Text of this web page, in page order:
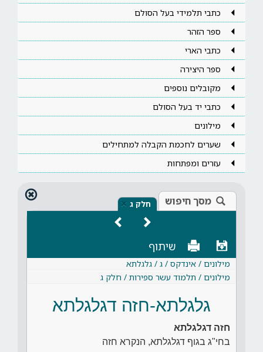
כתבי תלמידי בעל הסולם
ספר הזהר
כתבי הארי
ספר היצירה
מקובלים נוספים
כתבי יד בעל הסולם
מילונים
שערים לחכמת הקבלה למתחילים
עזרים ומפתחות
מסך חיפוש חלק ג ×
שיתוף
מילונים / אינדקס / ג / גלגלתא
מילונים / תלמוד עשר ספירות / חלק ג
גלגלתא-חזה דגלגלתא
חזה דגלגלתא
בחי"ג בגוף דגלגלתא, הנקרא חזה